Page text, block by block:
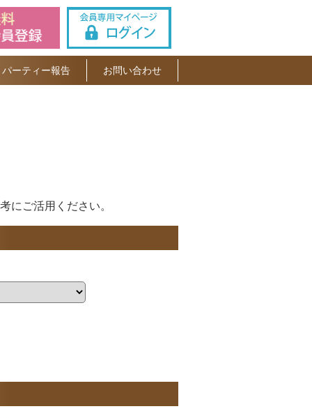
パーティー報告 お問い合わせ
にご活用ください。